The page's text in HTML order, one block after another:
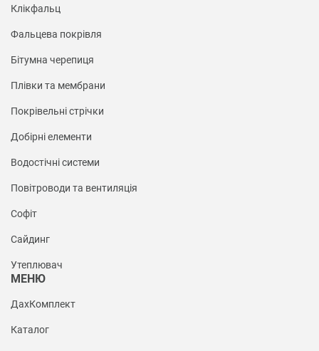
Клікфальц
Фальцева покрівля
Бітумна черепиця
Плівки та мембрани
Покрівельні стрічки
Добірні елементи
Водостічні системи
Повітроводи та вентиляція
Софіт
Сайдинг
Утеплювач
МЕНЮ
ДахКомплект
Каталог